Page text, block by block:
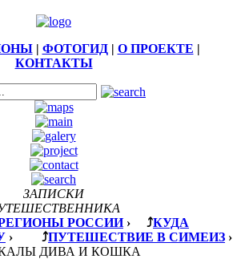
| ФОТОГИД| О ПРОЕКТЕ |
КОНТАКТЫ
ЗАПИСКИ
РОССИИ› ⤴КУДА
› ⤴ПУТЕШЕСТВИЕ В СИМЕИЗ ›
ДИВА И КОШКА